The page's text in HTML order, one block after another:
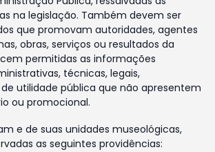
na legislação. Também devem ser
que promovam autoridades, agentes
obras, serviços ou resultados da
permitidas as informações
técnicas, legais,
utilidade pública que não apresentem
ou promocional.
e de suas unidades museológicas,
as seguintes providências: